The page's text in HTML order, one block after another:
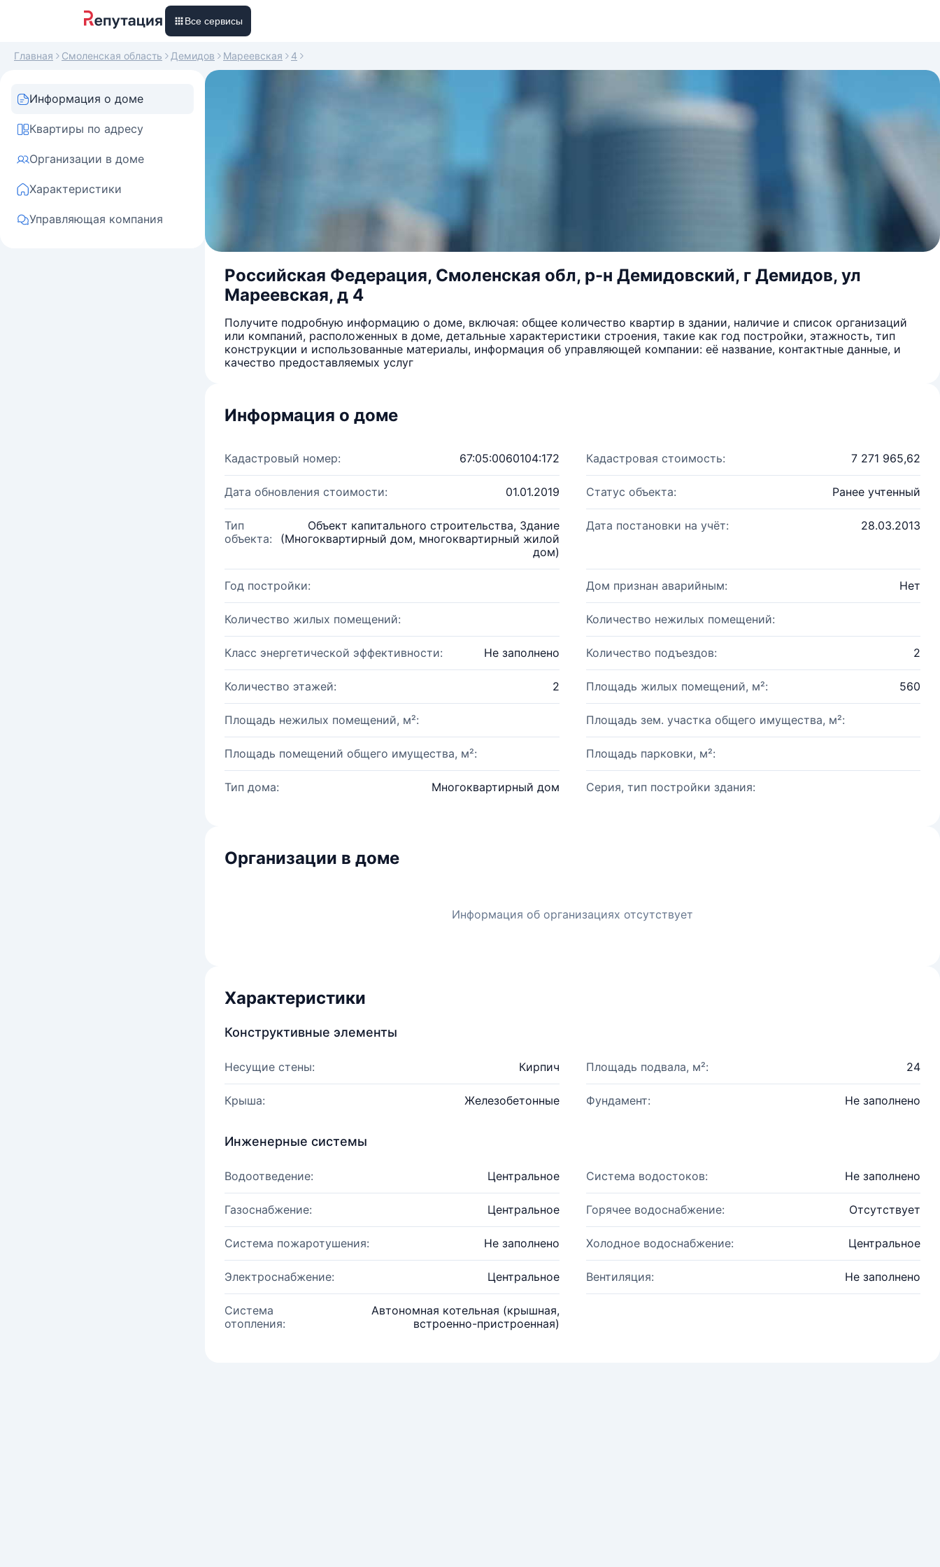
Все сервисы
Главная Смоленская область Демидов Мареевская 4
Информация о доме
Квартиры по адресу
Организации в доме
Характеристики
Управляющая компания
Российская Федерация, Смоленская обл, р-н Демидовский, г Демидов, ул
Мареевская, д 4
Получите подробную информацию о доме, включая: общее количество квартир в здании, наличие и список организаций
или компаний, расположенных в доме, детальные характеристики строения, такие как год постройки, этажность, тип
конструкции и использованные материалы, информация об управляющей компании: её название, контактные данные, и
качество предоставляемых услуг
Информация о доме
Кадастровый номер: 67:05:0060104:172 Кадастровая стоимость: 7 271 965,62
Дата обновления стоимости: 01.01.2019 Статус объекта: Ранее учтенный
Тип
объекта:
Объект капитального строительства, Здание
(Многоквартирный дом, многоквартирный жилой
дом)
Дата постановки на учёт: 28.03.2013
Год постройки: Дом признан аварийным: Нет
Количество жилых помещений: Количество нежилых помещений:
Класс энергетической эффективности: Не заполнено Количество подъездов: 2
Количество этажей: 2 Площадь жилых помещений, м²: 560
Площадь нежилых помещений, м²: Площадь зем. участка общего имущества, м²:
Площадь помещений общего имущества, м²: Площадь парковки, м²:
Тип дома: Многоквартирный дом Серия, тип постройки здания:
Организации в доме
Информация об организациях отсутствует
Характеристики
Конструктивные элементы
Несущие стены: Кирпич Площадь подвала, м²: 24
Крыша: Железобетонные Фундамент: Не заполнено
Инженерные системы
Водоотведение: Центральное Система водостоков: Не заполнено
Газоснабжение: Центральное Горячее водоснабжение: Отсутствует
Система пожаротушения: Не заполнено Холодное водоснабжение: Центральное
Электроснабжение: Центральное Вентиляция: Не заполнено
Система
отопления:
Автономная котельная (крышная,
встроенно-пристроенная)